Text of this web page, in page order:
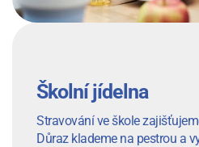
Školní jídelna
Stravování ve škole
Důraz klademe na pestrou a